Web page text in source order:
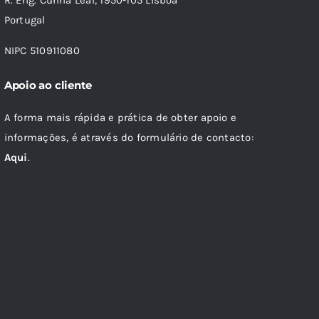
Portugal
NIPC 510911080
Apoio ao cliente
A forma mais rápida e prática de obter apoio e
informações, é através do formulário de contacto:
Aqui.